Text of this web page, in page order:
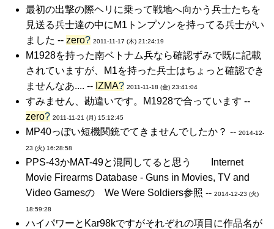
最初の出撃の際ヘリに乗って戦地へ向かう兵士たちを
見送る兵士達の中にM1トンプソンを持ってる兵士がい
ました -- zero? 2011-11-17 (木) 21:24:19
M1928を持った南ベトナム兵なら確認ずみで既に記載
されていますが、M1を持った兵士はちょっと確認でき
ませんなあ.... -- IZMA? 2011-11-18 (金) 23:41:04
すみません、勘違いです。M1928で合っています --
zero? 2011-11-21 (月) 15:12:45
MP40っぽい短機関銃でてきませんでしたか？ -- 2014-12-
23 (火) 16:28:58
PPS-43かMAT-49と混同してると思う Internet
Movie Firearms Database - Guns in Movies, TV and
Video Gamesの We Were Soldiers参照 -- 2014-12-23 (火)
18:59:28
ハイパワーとKar98kですがそれぞれの項目に作品名が